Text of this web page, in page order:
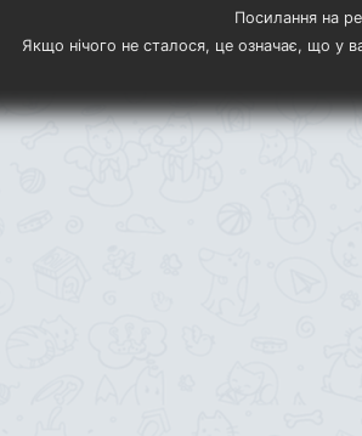
Посилання на
Якщо нічого не сталося, це означає, що у